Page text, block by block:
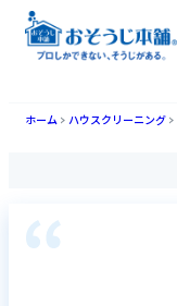
ホーム ハウスクリーニング